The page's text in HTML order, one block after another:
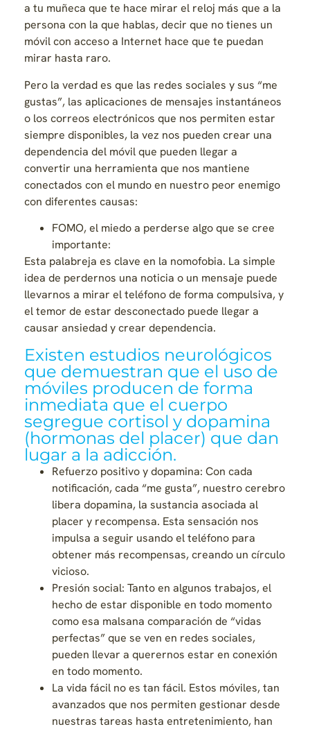
a tu muñeca que te hace mirar el reloj más que a la
persona con la que hablas, decir que no tienes un
móvil con acceso a Internet hace que te puedan
mirar hasta raro.
Pero la verdad es que las redes sociales y sus “me
gustas”, las aplicaciones de mensajes instantáneos
o los correos electrónicos que nos permiten estar
siempre disponibles, la vez nos pueden crear una
dependencia del móvil que pueden llegar a
convertir una herramienta que nos mantiene
conectados con el mundo en nuestro peor enemigo
con diferentes causas:
FOMO, el miedo a perderse algo que se cree
importante:
Esta palabreja es clave en la nomofobia. La simple
idea de perdernos una noticia o un mensaje puede
llevarnos a mirar el teléfono de forma compulsiva, y
el temor de estar desconectado puede llegar a
causar ansiedad y crear dependencia.
Existen estudios neurológicos
que demuestran que el uso de
móviles producen de forma
inmediata que el cuerpo
segregue cortisol y dopamina
(hormonas del placer) que dan
lugar a la adicción.
Refuerzo positivo y dopamina: Con cada
notificación, cada “me gusta”, nuestro cerebro
libera dopamina, la sustancia asociada al
placer y recompensa. Esta sensación nos
impulsa a seguir usando el teléfono para
obtener más recompensas, creando un círculo
vicioso.
Presión social: Tanto en algunos trabajos, el
hecho de estar disponible en todo momento
como esa malsana comparación de “vidas
perfectas” que se ven en redes sociales,
pueden llevar a querernos estar en conexión
en todo momento.
La vida fácil no es tan fácil. Estos móviles, tan
avanzados que nos permiten gestionar desde
nuestras tareas hasta entretenimiento, han